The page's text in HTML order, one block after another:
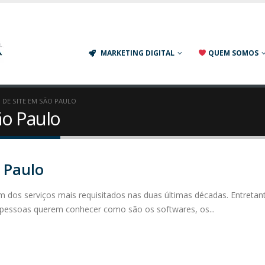
MARKETING DIGITAL QUEM SOMOS
DE SITE EM SÃO PAULO
Paulo
dos serviços mais requisitados nas duas últimas décadas.
querem conhecer como são os softwares, os...